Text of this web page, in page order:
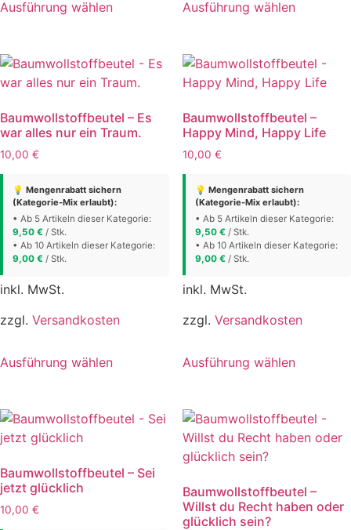
Ausführung wählenProdukt
Varianten
auf.
Optionen
Produktseite
gewählt
werden
Ausführung wählenProdukt
Varianten
auf.
Optionen
können
gewählt
werden
Baumwollstoffbeutel – Es
war alles nur ein Traum.
10,00 €
💡 Mengenrabatt sichern
(Kategorie-Mix erlaubt):
• Ab 5 Artikeln dieser Kategorie:
9,50 € / Stk.
• Ab 10 Artikeln dieser Kategorie:
9,00 € / Stk.
inkl. MwSt.
zzgl. Versandkosten
Ausführung wählenProdukt
Varianten
Optionen
Baumwollstoffbeutel –
Happy Mind, Happy Life
10,00 €
💡 Mengenrabatt sichern
(Kategorie-Mix erlaubt):
• Ab 5 Artikeln dieser Kategorie:
9,50 €/ Stk.
• Ab 10 Artikeln dieser Kategorie:
9,00 €/ Stk.
inkl. MwSt.
zzgl. Versandkosten
Ausführung wählenProdukt
Varianten
auf.
können
Baumwollstoffbeutel – Sei
jetzt glücklich
10,00 €
Baumwollstoffbeutel –
Willst du Recht haben oder
glücklich sein?